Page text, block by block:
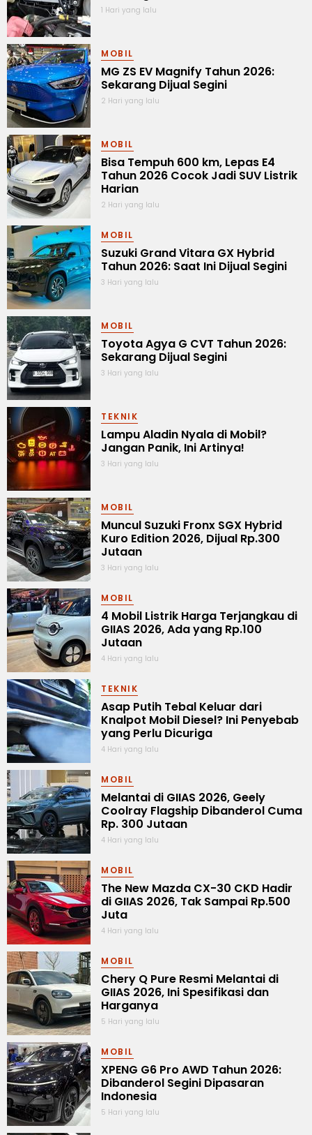
1 Hari yang lalu
MOBIL
MG ZS EV Magnify Tahun 2026:
Sekarang Dijual Segini
2 Hari yang lalu
MOBIL
Bisa Tempuh 600 km, Lepas E4
Tahun 2026 Cocok Jadi SUV Listrik
Harian
2 Hari yang lalu
MOBIL
Suzuki Grand Vitara GX Hybrid
Tahun 2026: Saat Ini Dijual Segini
3 Hari yang lalu
MOBIL
Toyota Agya G CVT Tahun 2026:
Sekarang Dijual Segini
3 Hari yang lalu
TEKNIK
Lampu Aladin Nyala di Mobil?
Jangan Panik, Ini Artinya!
3 Hari yang lalu
MOBIL
Muncul Suzuki Fronx SGX Hybrid
Kuro Edition 2026, Dijual Rp.300
Jutaan
3 Hari yang lalu
MOBIL
4 Mobil Listrik Harga Terjangkau di
GIIAS 2026, Ada yang Rp.100
Jutaan
4 Hari yang lalu
TEKNIK
Asap Putih Tebal Keluar dari
Knalpot Mobil Diesel? Ini Penyebab
yang Perlu Dicuriga
4 Hari yang lalu
MOBIL
Melantai di GIIAS 2026, Geely
Coolray Flagship Dibanderol Cuma
Rp. 300 Jutaan
4 Hari yang lalu
MOBIL
The New Mazda CX-30 CKD Hadir
di GIIAS 2026, Tak Sampai Rp.500
Juta
4 Hari yang lalu
MOBIL
Chery Q Pure Resmi Melantai di
GIIAS 2026, Ini Spesifikasi dan
Harganya
5 Hari yang lalu
MOBIL
XPENG G6 Pro AWD Tahun 2026:
Dibanderol Segini Dipasaran
Indonesia
5 Hari yang lalu